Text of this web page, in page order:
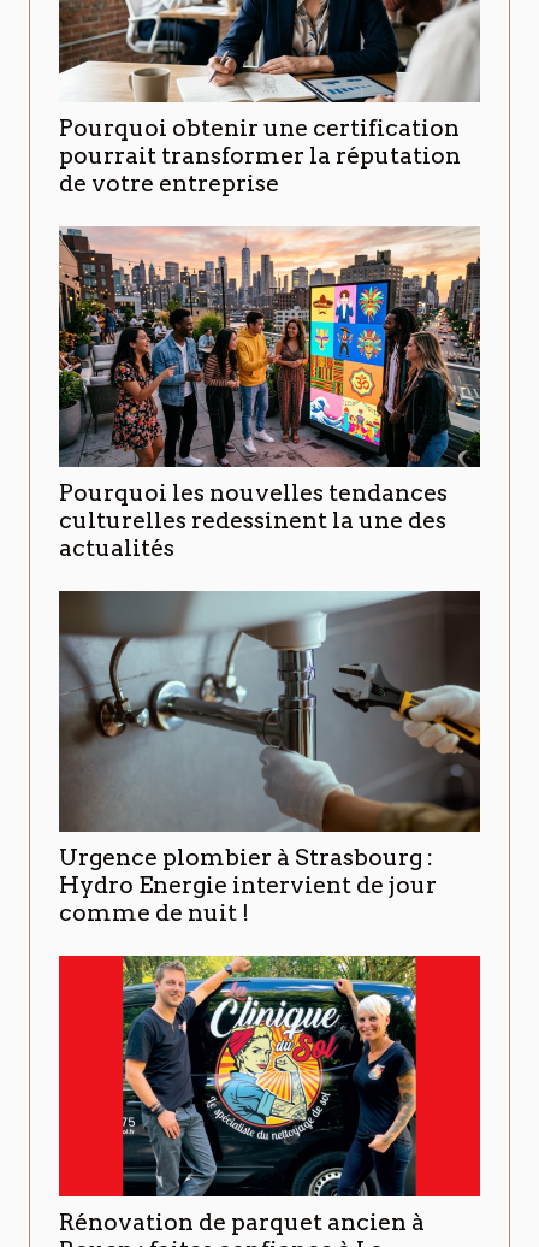
Pourquoi obtenir une certification
pourrait transformer la réputation
de votre entreprise
Pourquoi les nouvelles tendances
culturelles redessinent la une des
actualités
Urgence plombier à Strasbourg :
Hydro Energie intervient de jour
comme de nuit !
Rénovation de parquet ancien à